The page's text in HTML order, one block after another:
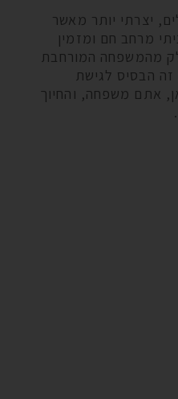
יצרתי יותר מאשר
מרחב חם ומזמין
מהמשפחה המורחבת
הבסיס לגישת
אתם משפחה, והחיוך